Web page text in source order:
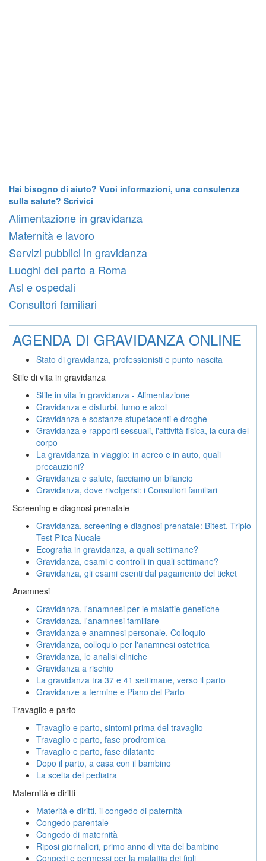
Hai bisogno di aiuto? Vuoi informazioni, una consulenza
sulla salute? Scrivici
Alimentazione in gravidanza
Maternità e lavoro
Servizi pubblici in gravidanza
Luoghi del parto a Roma
Asl e ospedali
Consultori familiari
AGENDA DI GRAVIDANZA ONLINE
Stato di gravidanza, professionisti e punto nascita
Stile di vita in gravidanza
Stile in vita in gravidanza - Alimentazione
Gravidanza e disturbi, fumo e alcol
Gravidanza e sostanze stupefacenti e droghe
Gravidanza e rapporti sessuali, l'attività fisica, la cura del
corpo
La gravidanza in viaggio: in aereo e in auto, quali
precauzioni?
Gravidanza e salute, facciamo un bilancio
Gravidanza, dove rivolgersi: i Consultori familiari
Screening e diagnosi prenatale
Gravidanza, screening e diagnosi prenatale: Bitest. Triplo
Test Plica Nucale
Ecografia in gravidanza, a quali settimane?
Gravidanza, esami e controlli in quali settimane?
Gravidanza, gli esami esenti dal pagamento del ticket
Anamnesi
Gravidanza, l'anamnesi per le malattie genetiche
Gravidanza, l'anamnesi familiare
Gravidanza e anamnesi personale. Colloquio
Gravidanza, colloquio per l'anamnesi ostetrica
Gravidanza, le analisi cliniche
Gravidanza a rischio
La gravidanza tra 37 e 41 settimane, verso il parto
Gravidanze a termine e Piano del Parto
Travaglio e parto
Travaglio e parto, sintomi prima del travaglio
Travaglio e parto, fase prodromica
Travaglio e parto, fase dilatante
Dopo il parto, a casa con il bambino
La scelta del pediatra
Maternità e diritti
Materità e diritti, il congedo di paternità
Congedo parentale
Congedo di maternità
Riposi giornalieri, primo anno di vita del bambino
Congedi e permessi per la malattia dei figli